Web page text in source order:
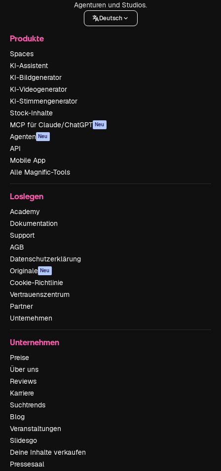
Agenturen und Studios.
Deutsch
Produkte
Spaces
KI-Assistent
KI-Bildgenerator
KI-Videogenerator
KI-Stimmengenerator
Stock-Inhalte
MCP für Claude/ChatGPT Neu
Agenten Neu
API
Mobile App
Alle Magnific-Tools
Loslegen
Academy
Dokumentation
Support
AGB
Datenschutzerklärung
Originale Neu
Cookie-Richtlinie
Vertrauenszentrum
Partner
Unternehmen
Unternehmen
Preise
Über uns
Reviews
Karriere
Suchtrends
Blog
Veranstaltungen
Slidesgo
Deine Inhalte verkaufen
Pressesaal